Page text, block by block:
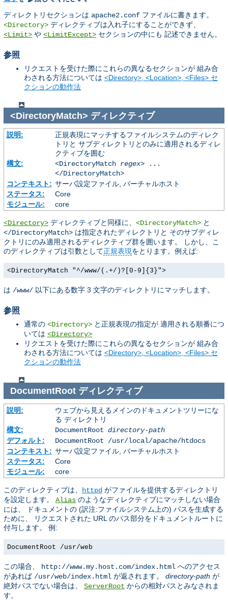
ディレクトリセクションは apache2.conf ファイルに書きます。
<Directory> ディレクティブは入れ子にすることができず、
<Limit> や <LimitExcept> セクションの中にも 記述できません。
参照
リクエストを受けた際にこれらの異なるセクションが 組み合
わされる方法については <Directory>, <Location>, <Files> セ
クションの動作法
<DirectoryMatch> ディレクティブ
説明:
正規表現にマッチするファイルシステムのディレク
トリと サブディレクトリとのみに適用されるディレ
クティブを囲む
構文:
<DirectoryMatch regex> ...
</DirectoryMatch>
コンテキスト: サーバ設定ファイル, バーチャルホスト
ステータス:
Core
モジュール:
core
<Directory> ディレクティブと同様に、 <DirectoryMatch> と
</DirectoryMatch> は指定されたディレクトリと そのサブディレ
クトリにのみ適用されるディレクティブ群を囲います。 しかし、こ
のディレクティブは引数として正規表現をとります。例えば:
<DirectoryMatch "^/www/(.+/)?[0-9]{3}">
は /www/ 以下にある数字 3 文字のディレクトリにマッチします。
参照
通常の <Directory> と正規表現の指定が 適用される順番につ
いては <Directory>
リクエストを受けた際にこれらの異なるセクションが 組み合
わされる方法については <Directory>, <Location>, <Files> セ
クションの動作法
DocumentRootディレクティブ
説明:
ウェブから見えるメインのドキュメントツリーにな
る ディレクトリ
構文:
DocumentRoot directory-path
デフォルト:
DocumentRoot /usr/local/apache/htdocs
コンテキスト: サーバ設定ファイル, バーチャルホスト
ステータス:
Core
モジュール:
core
このディレクティブは、 httpd がファイルを提供するディレクトリ
を設定します。 Alias のようなディレクティブにマッチしない場合
には、 ドキュメントの (訳注:ファイルシステム上の) パスを生成する
ために、 リクエストされた URL のパス部分をドキュメントルートに
付与します。 例:
DocumentRoot /usr/web
この場合、 http://www.my.host.com/index.html へのアクセス
があれば /usr/web/index.html が返されます。 directory-path が
絶対パスでない場合は、 ServerRoot からの相対パスとみなされま
す。